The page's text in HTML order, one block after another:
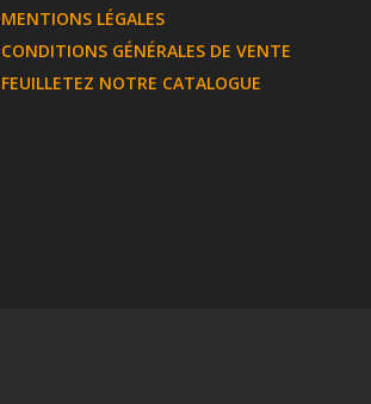
MENTIONS LÉGALES
CONDITIONS GÉNÉRALES DE VENTE
FEUILLETEZ NOTRE CATALOGUE